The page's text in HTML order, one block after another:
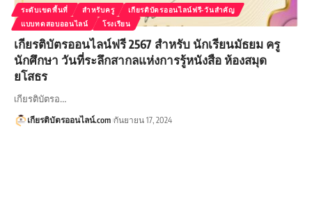
ระดับเขตพื้นที่ สำหรับครู
เกียรติบัตรออนไลน์ฟรี-วันสำคัญ
แบบทดสอบออนไลน์
โรงเรียน
เกียรติบัตรออนไลน์ฟรี 2567 สำหรับ นักเรียนมัธยม ครู
นักศึกษา วันที่ระลึกสากลแห่งการรู้หนังสือ ห้องสมุด
ยโสธร
เกียรติบัตรอ…
เกียรติบัตรออนไลน์.com กันยายน 17, 2024